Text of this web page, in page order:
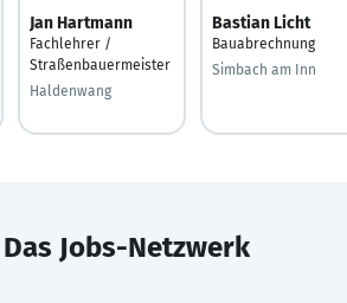
Jan Hartmann
Fachlehrer /
Straßenbauermeister
Haldenwang
Bastian Licht
Bauabrechnung
Simbach am Inn
Das Jobs-Netzwerk